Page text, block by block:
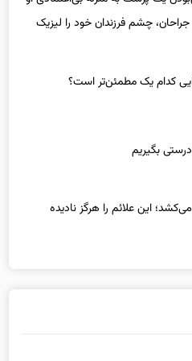
چشم فرزندان خود را لیزیک
کدام یک مطمئن‌تر است؟‌
بگیریم
این علائم را هرگز نادیده